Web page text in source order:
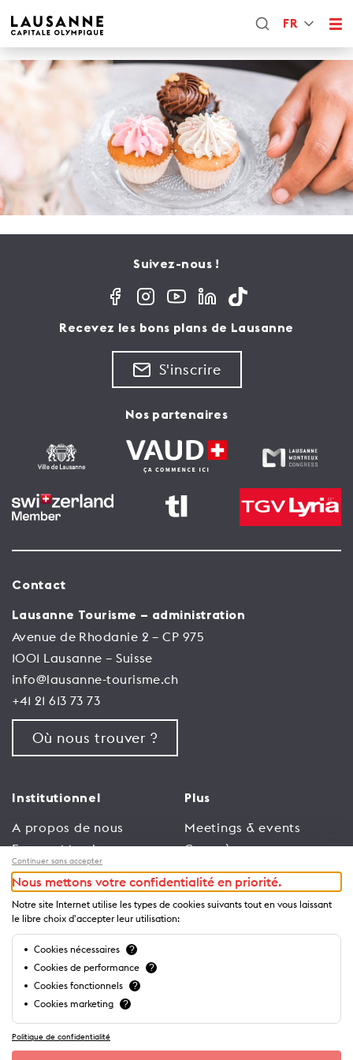
FR
Suivez-nous !
Recevez les bons plans de Lausanne
S'inscrire
Nos partenaires
Contact
Lausanne Tourisme – administration
Avenue de Rhodanie 2 – CP 975
1001 Lausanne – Suisse
info@lausanne-tourisme.ch
+41 21 613 73 73
Où nous trouver ?
Institutionnel
A propos de nous
Espace Membres
Emploi
Conditions générales
d’utilisation
Politique de
confidentialité
Plus
Meetings & events
Congrès
Trade
Espace Médias
Annonceurs
Brochures et guides
Continuer sans accepter
Nous mettons votre confidentialité en priorité.
Notre site Internet utilise les types de cookies suivants tout en vous laissant
le libre choix d'accepter leur utilisation:
Cookies nécessaires ?
Cookies de performance ?
Cookies fonctionnels ?
Cookies marketing ?
Politique de confidentialité